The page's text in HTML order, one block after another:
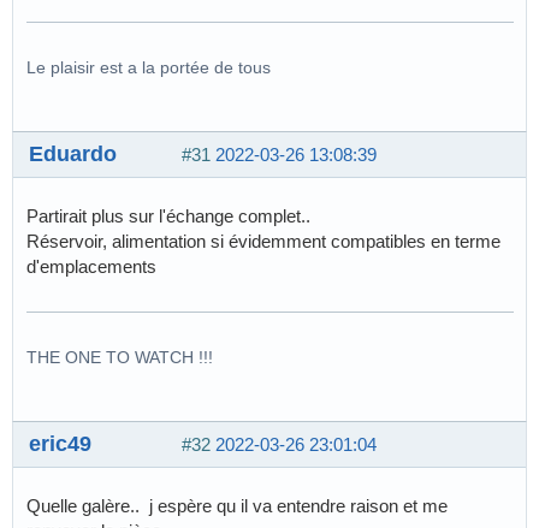
Le plaisir est a la portée de tous
#31 2022-03-26 13:08:39
Eduardo
Partirait plus sur l'échange complet..
Réservoir, alimentation si évidemment compatibles en terme
d'emplacements
THE ONE TO WATCH !!!
#32 2022-03-26 23:01:04
eric49
Quelle galère.. j espère qu il va entendre raison et me